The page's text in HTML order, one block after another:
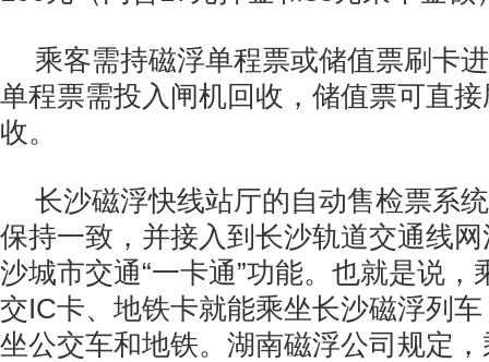
乘客需持磁浮单程票或储值票刷卡
单程票需投入闸机回收，储值票可直
收。
长沙磁浮快线站厅的自动售检票系
保持一致，并接入到长沙轨道交通线
沙城市交通“一卡通”功能。也就是说，
交IC卡、地铁卡就能乘坐长沙磁浮列
坐公交车和地铁。湖南磁浮公司规定